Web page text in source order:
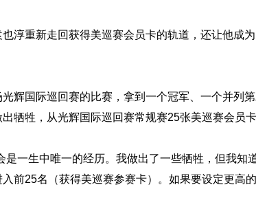
重新走回获得美巡赛会员卡的轨道，还让他成
国际巡回赛的比赛，拿到一个冠军、一个并列
牺牲，从光辉国际巡回赛常规赛25张美巡赛会员
一生中唯一的经历。我做出了一些牺牲，但我知
前25名（获得美巡赛参赛卡）。如果要设定更高